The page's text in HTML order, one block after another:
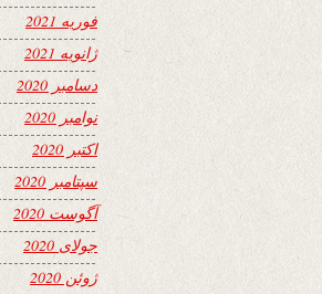
فوریه 2021
ژانویه 2021
دسامبر 2020
نوامبر 2020
اکتبر 2020
سپتامبر 2020
آگوست 2020
جولای 2020
ژوئن 2020